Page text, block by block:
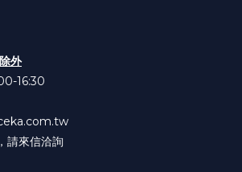
外
16:30
請來信洽詢